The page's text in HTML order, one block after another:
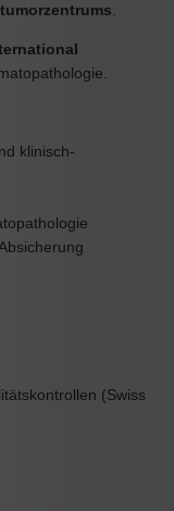
.
klinisch-
(Swiss